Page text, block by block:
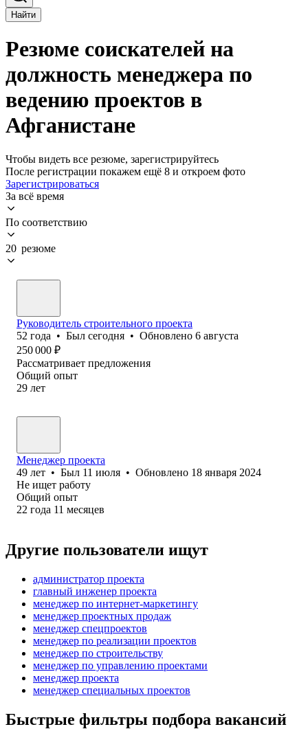
Найти
Резюме соискателей на
должность менеджера по
ведению проектов в
Афганистане
Чтобы видеть все резюме, зарегистрируйтесь
После регистрации покажем ещё 8 и откроем фото
Зарегистрироваться
За всё время
По соответствию
20 резюме
Руководитель строительного проекта
52 года • Был сегодня • Обновлено 6 августа
250 000 ₽
Рассматривает предложения
Общий опыт
29 лет
Менеджер проекта
49 лет • Был 11 июля • Обновлено 18 января 2024
Не ищет работу
Общий опыт
22 года 11 месяцев
Другие пользователи ищут
администратор проекта
главный инженер проекта
менеджер по интернет-маркетингу
менеджер проектных продаж
менеджер спецпроектов
менеджер по реализации проектов
менеджер по строительству
менеджер по управлению проектами
менеджер проекта
менеджер специальных проектов
Быстрые фильтры подбора вакансий